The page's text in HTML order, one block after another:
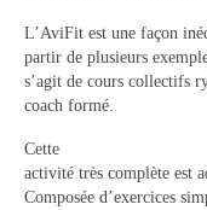
Plan d’accès
Le bureau
Actualités
L’AviFit est une façon
partir de plusieurs
s’agit de cours collectifs
coach formé.
Cette
activité très complète est
Composée d’exercices